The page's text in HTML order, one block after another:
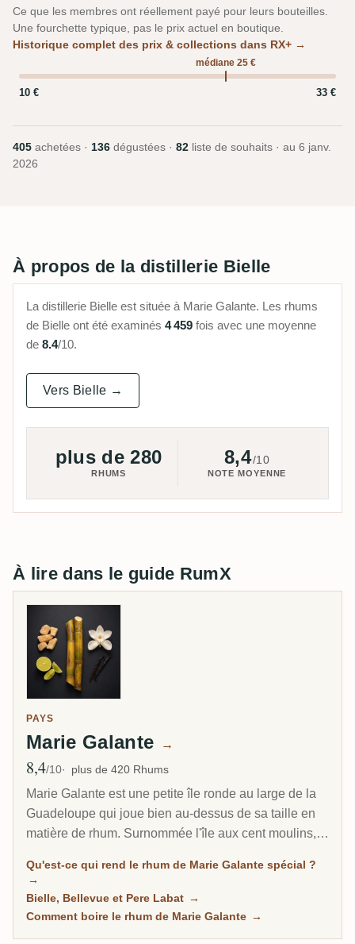
Ce que les membres ont réellement payé pour leurs bouteilles.
Une fourchette typique, pas le prix actuel en boutique.
Historique complet des prix & collections dans RX+ →
médiane 25 €
10 € 33 €
405 achetées · 136 dégustées · 82 liste de souhaits · au 6 janv.
2026
À propos de la distillerie Bielle
La distillerie Bielle est située à Marie Galante. Les rhums
de Bielle ont été examinés 4 459 fois avec une moyenne
de 8.4/10.
Vers Bielle →
plus de 280
RHUMS
8,4/10
NOTE MOYENNE
À lire dans le guide RumX
PAYS
Marie Galante →
Note moyenne
8,4/10 plus de 420 Rhums
Marie Galante est une petite île ronde au large de la
Guadeloupe qui joue bien au-dessus de sa taille en
matière de rhum. Surnommée l'île aux cent moulins,
souvent embouteillé à 59 degrés et plus, depuis trois
distilleries en activité. Pour les amateurs d'agricole,
c'est l'un des coins les plus typés du monde du rhum
Qu'est-ce qui rend le rhum de Marie Galante spécial ?
→
Bielle, Bellevue et Pere Labat →
Comment boire le rhum de Marie Galante →